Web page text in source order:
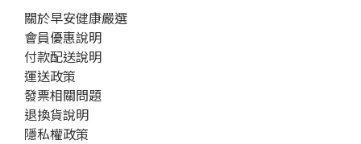
關於早安健康嚴選
會員優惠說明
付款配送說明
運送政策
發票相關問題
退換貨說明
隱私權政策